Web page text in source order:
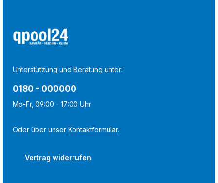
Unterstützung und Beratung unter:
0180 - 000000
Mo-Fr, 09:00 - 17:00 Uhr
Oder über unserKontaktformular.
Vertrag widerrufen